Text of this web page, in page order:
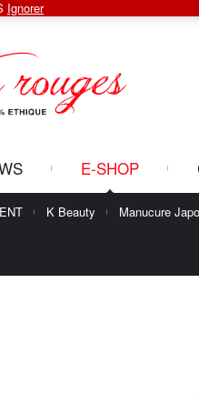
E-SHOP
K Beauty Manucure
Ignorer